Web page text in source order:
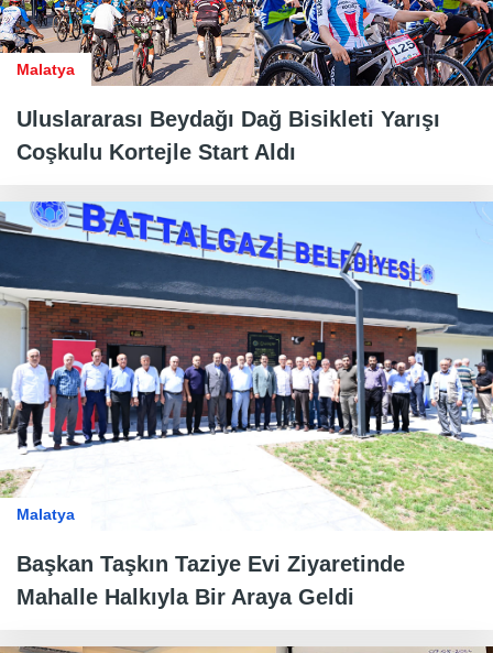
Malatya
Uluslararası Beydağı Dağ Bisikleti Yarışı
Coşkulu Kortejle Start Aldı
Malatya
Başkan Taşkın Taziye Evi Ziyaretinde
Mahalle Halkıyla Bir Araya Geldi